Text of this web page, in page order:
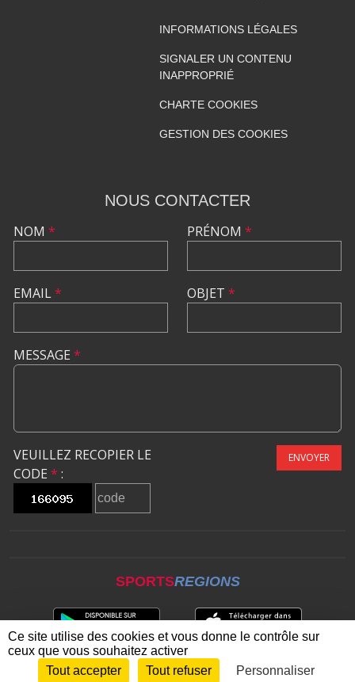
INFORMATIONS LÉGALES
SIGNALER UN CONTENU
INAPPROPRIÉ
CHARTE COOKIES
GESTION DES COOKIES
NOUS CONTACTER
NOM *
EMAIL*
PRÉNOM *
OBJET *
MESSAGE *
VEUILLEZ RECOPIER LE
CODE * :
ENVOYER
SPORTSREGIONS
Envie de participer ? CONNEXION
Ce site utilise des cookies et vous donne le contrôle sur
ceux que vous souhaitez activer
Tout accepter
Tout refuser Personnaliser